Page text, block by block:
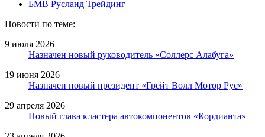
БМВ Русланд Трейдинг
Новости по теме:
9 июля 2026
Назначен новый руководитель «Соллерс Алабуга»
19 июня 2026
Назначен новый президент «Грейт Волл Мотор Рус»
29 апреля 2026
Новый глава кластера автокомпонентов «Кордианта»